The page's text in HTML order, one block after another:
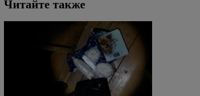
Читайте также